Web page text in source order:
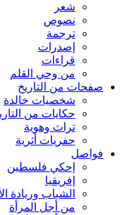
شعر
نصوص
ترجمة
إصدرات
قراءات
من وحي القلم
صفحات من التاريخ
شخصيات خالدة
حكايات من
تراث وهوية
حفريات أثرية
فواصل
إحكي فلسطين
إفريقيا
الشباب وريادة
من أجل المرأة